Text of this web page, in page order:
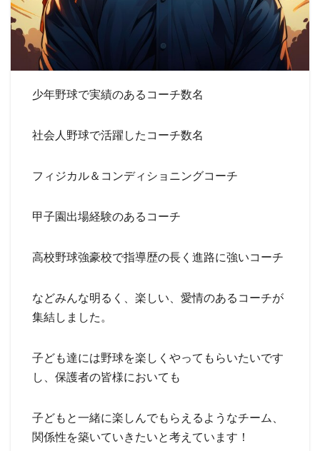
少年野球で実績のあるコーチ数名
社会人野球で活躍したコーチ数名
フィジカル＆コンディショニングコーチ
甲子園出場経験のあるコーチ
高校野球強豪校で指導歴の長く進路に強いコーチ
などみんな明るく、楽しい、愛情のあるコーチが
集結しました。
子ども達には野球を楽しくやってもらいたいです
し、保護者の皆様においても
子どもと一緒に楽しんでもらえるようなチーム、
関係性を築いていきたいと考えています！